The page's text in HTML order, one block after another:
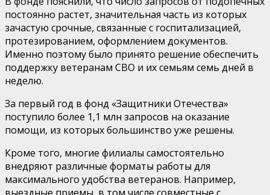
постоянно растет, значительная часть из которых
зачастую срочные, связанные с госпитализацией,
протезированием, оформлением документов.
Именно поэтому было принято решение обеспечить
поддержку ветеранам СВО и их семьям семь дней в
неделю.
За первый год в фонд «Защитники Отечества»
поступило более 1,1 млн запросов на оказание
помощи, из которых большинство уже решены.
Кроме того, многие филиалы самостоятельно
внедряют различные форматы работы для
максимального удобства ветеранов. Например,